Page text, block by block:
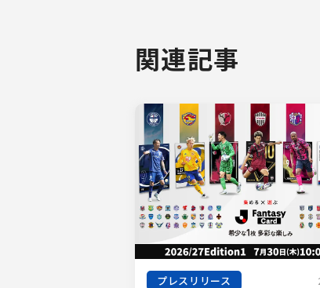
関連記事
プレスリリース